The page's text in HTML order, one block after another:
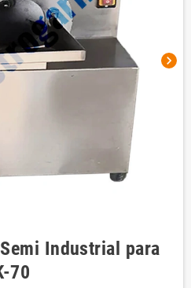
chevron_right
Industrial para
70